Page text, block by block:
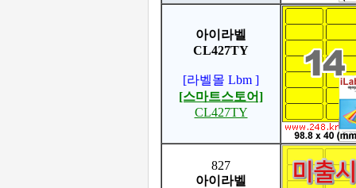
아이라벨
CL427TY
[라벨몰 Lbm ]
[스마트스토어]
CL427TY
827
아이라벨